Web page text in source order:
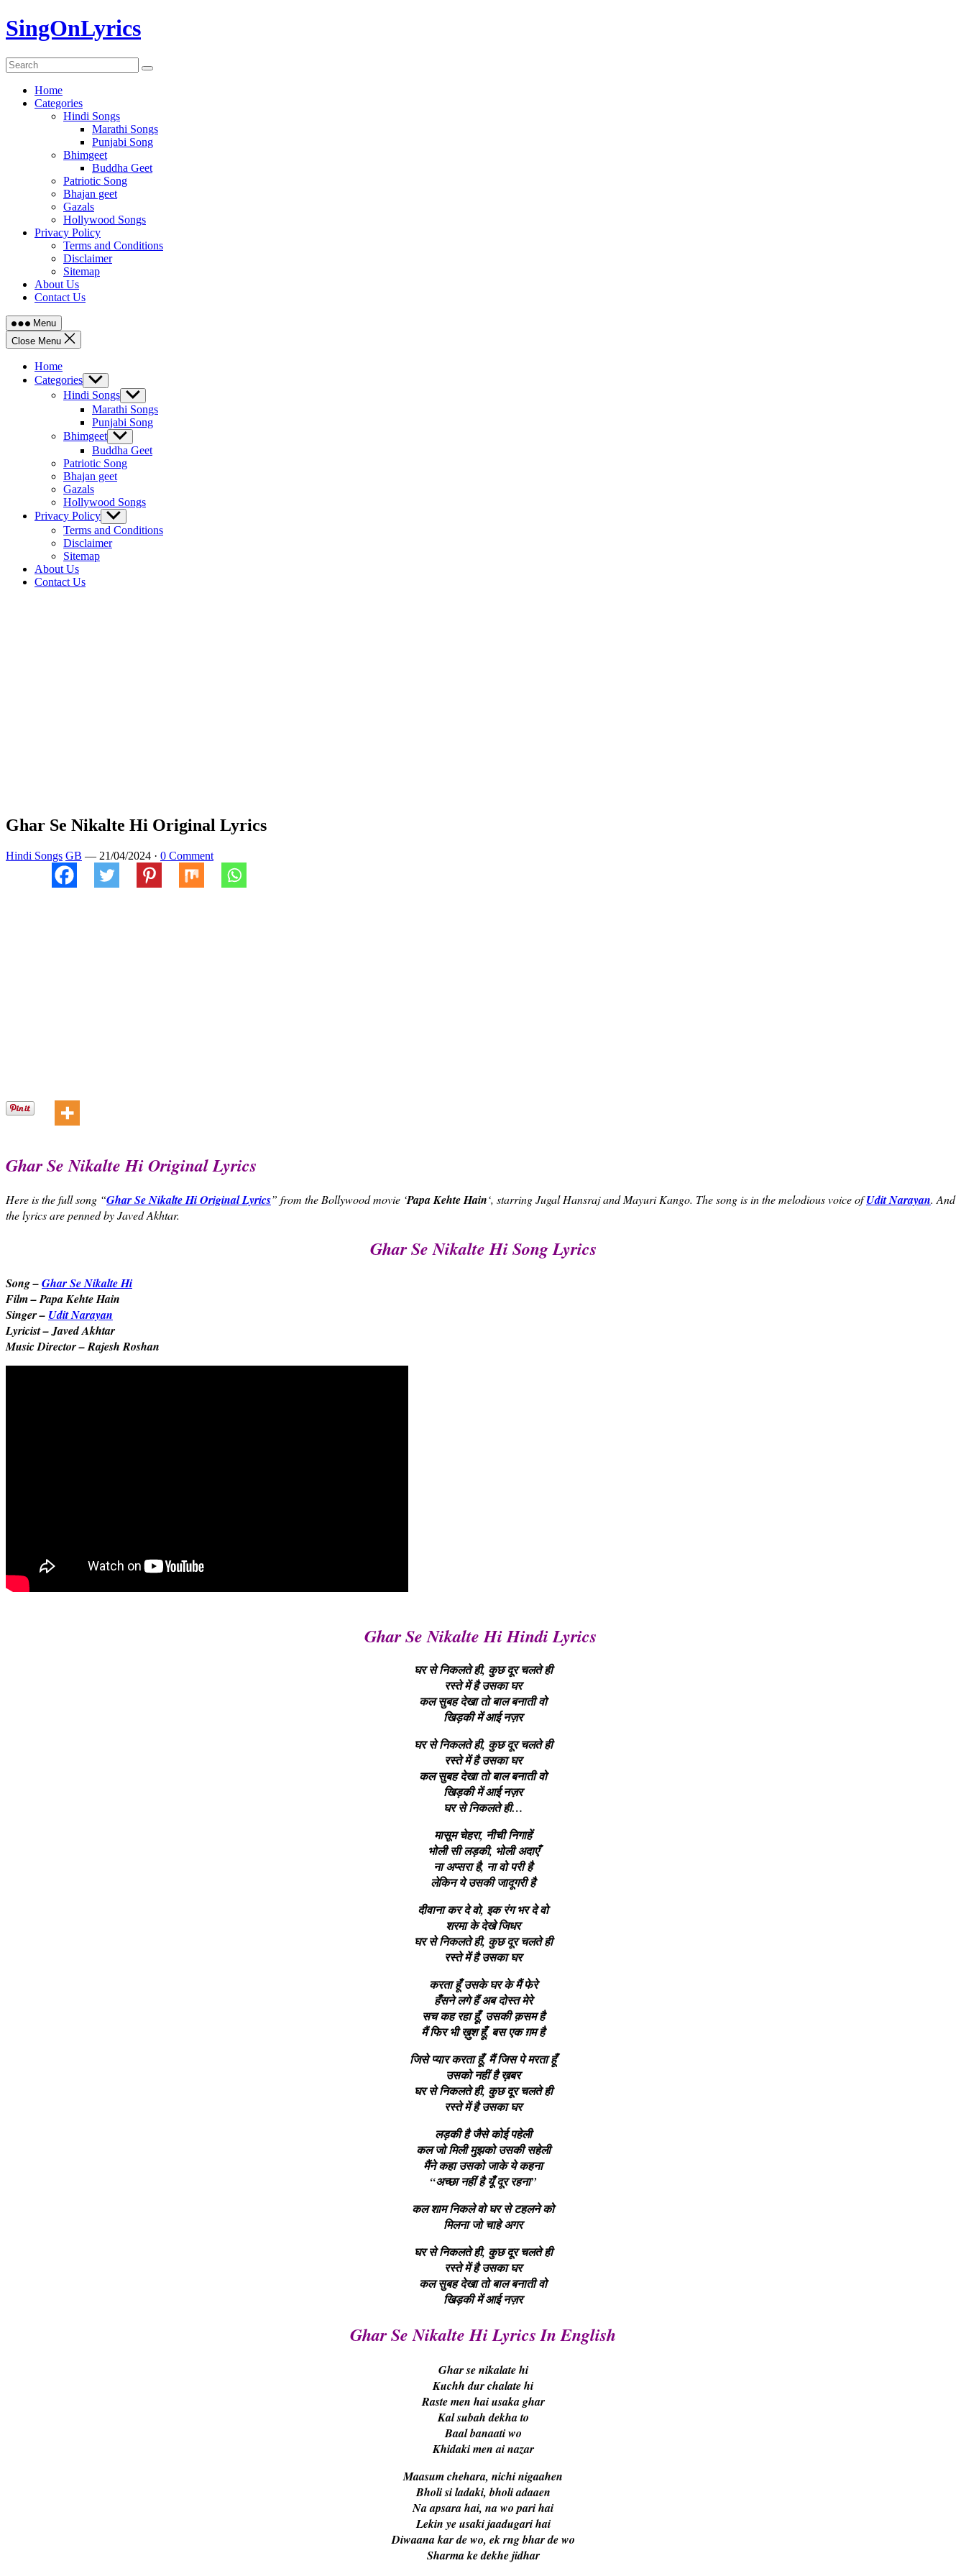
Skip
to
SingOnLyrics
Home
Categories
Hindi Songs
Marathi Songs
Punjabi Song
Bhimgeet
Buddha Geet
Patriotic Song
Bhajan geet
Gazals
Hollywood Songs
Privacy Policy
Terms and Conditions
Disclaimer
Sitemap
About Us
Contact Us
Menu
Close Menu
Home
Categories Show
sub
menu
Hindi Songs Show
sub
menu
Marathi Songs
Punjabi Song
Bhimgeet Show
sub
menu
Buddha Geet
Patriotic Song
Bhajan geet
Gazals
Hollywood Songs
Privacy Policy Show
sub
menu
Terms and Conditions
Disclaimer
Sitemap
About Us
Contact Us
Ghar Se Nikalte Hi Original Lyrics
Hindi Songs GB — 21/04/2024 · 0 Comment
Ghar Se Nikalte Hi Original Lyrics
Here is the full song “Ghar Se Nikalte Hi Original Lyrics” from the Bollywood movie ‘Papa Kehte Hain‘, starring Jugal Hansraj and Mayuri Kango. The song is in the melodious voice ofUdit Narayan. And
the lyrics are penned by Javed Akhtar.
Ghar Se Nikalte Hi Song Lyrics
Song –Ghar Se Nikalte Hi
Film – Papa Kehte Hain
Singer – Udit Narayan
Lyricist – Javed Akhtar
Music Director – Rajesh Roshan
Ghar Se Nikalte Hi Hindi Lyrics
घर से निकलते ही, कुछ दूर चलते ही
रस्ते में है उसका घर
कल सुबह देखा तो बाल बनाती वो
खिड़की में आई नज़र
घर से निकलते ही, कुछ दूर चलते ही
रस्ते में है उसका घर
कल सुबह देखा तो बाल बनाती वो
खिड़की में आई नज़र
घर से निकलते ही…
मासूम चेहरा, नीची निगाहें
भोली सी लड़की, भोली अदाएँ
ना अप्सरा है, ना वो परी है
लेकिन ये उसकी जादूगरी है
दीवाना कर दे वो, इक रंग भर दे वो
शरमा के देखे जिधर
घर से निकलते ही, कुछ दूर चलते ही
रस्ते में है उसका घर
करता हूँ उसके घर के मैं फेरे
हँसने लगे हैं अब दोस्त मेरे
सच कह रहा हूँ, उसकी क़सम है
मैं फिर भी ख़ुश हूँ, बस एक ग़म है
जिसे प्यार करता हूँ, मैं जिस पे मरता हूँ
उसको नहीं है ख़बर
घर से निकलते ही, कुछ दूर चलते ही
रस्ते में है उसका घर
लड़की है जैसे कोई पहेली
कल जो मिली मुझको उसकी सहेली
मैंने कहा उसको जाके ये कहना
“अच्छा नहीं है यूँ दूर रहना”
कल शाम निकले वो घर से टहलने को
मिलना जो चाहे अगर
घर से निकलते ही, कुछ दूर चलते ही
रस्ते में है उसका घर
कल सुबह देखा तो बाल बनाती वो
खिड़की में आई नज़र
Ghar Se Nikalte Hi Lyrics In English
Ghar se nikalate hi
Kuchh dur chalate hi
Raste men hai usaka ghar
Kal subah dekha to
Baal banaati wo
Khidaki men ai nazar
Maasum chehara, nichi nigaahen
Bholi si ladaki, bholi adaaen
Na apsara hai, na wo pari hai
Lekin ye usaki jaadugari hai
Diwaana kar de wo, ek rng bhar de wo
Sharma ke dekhe jidhar